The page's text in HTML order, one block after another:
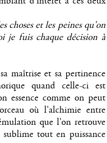
choses et les peines qu'on
je fuis chaque décision à
maîtrise et sa pertinence
quand celle-ci est
essence comme on peut
où l'alchimie entre
que l'on retrouve
tout en puissance